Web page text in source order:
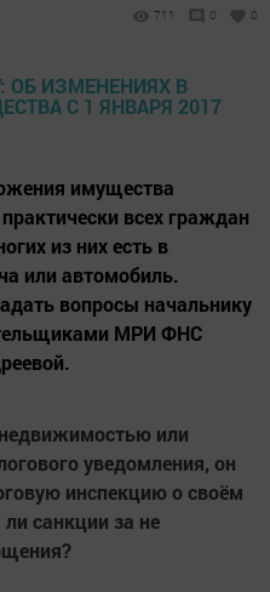
711 0 0
имущества
всех граждан
из них есть в
или автомобиль.
вопросы начальнику
МРИ ФНС
или
уведомления, он
инспекцию о своём
санкции за не